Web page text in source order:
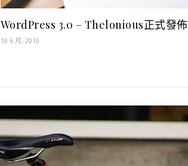
WordPress 3.0 – Thelonious正式發佈
18 6 月, 2010